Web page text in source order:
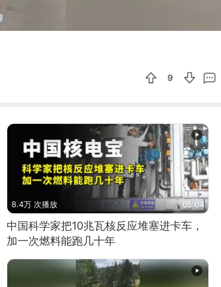
9
8.4万 次播放 05:04
中国科学家把10兆瓦核反应堆塞进卡车，
加一次燃料能跑几十年